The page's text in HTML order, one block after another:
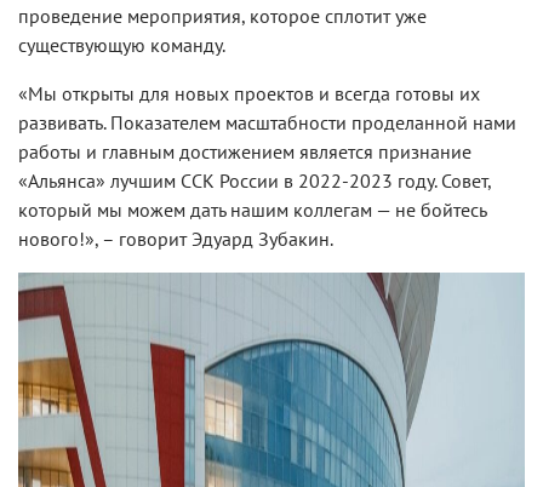
проведение мероприятия, которое сплотит уже
существующую команду.
«Мы открыты для новых проектов и всегда готовы их
развивать. Показателем масштабности проделанной нами
работы и главным достижением является признание
«Альянса» лучшим ССК России в 2022-2023 году. Совет,
который мы можем дать нашим коллегам — не бойтесь
нового!», – говорит Эдуард Зубакин.